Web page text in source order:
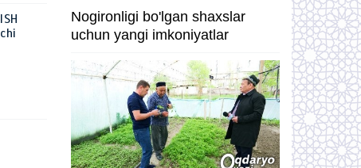
Nogironligi bo'lgan shaxslar
uchun yangi imkoniyatlar